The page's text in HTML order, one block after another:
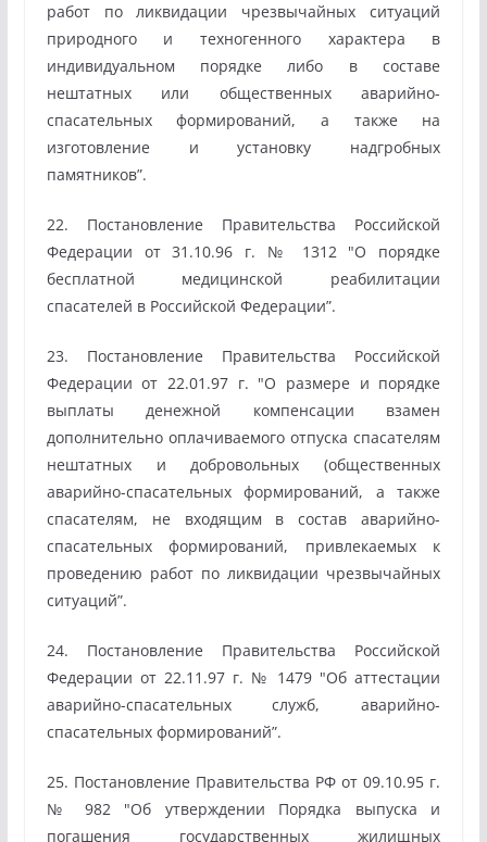
работ по ликвидации чрезвычайных ситуаций
природного и техногенного характера в
индивидуальном порядке либо в составе
нештатных или общественных аварийно-
спасательных формирований, а также на
изготовление и установку надгробных
памятников”.
22. Постановление Правительства Российской
Федерации от 31.10.96 г. № 1312 "О порядке
бесплатной медицинской реабилитации
спасателей в Российской Федерации”.
23. Постановление Правительства Российской
Федерации от 22.01.97 г. "О размере и порядке
выплаты денежной компенсации взамен
дополнительно оплачиваемого отпуска спасателям
нештатных и добровольных (общественных
аварийно-спасательных формирований, а также
спасателям, не входящим в состав аварийно-
спасательных формирований, привлекаемых к
проведению работ по ликвидации чрезвычайных
ситуаций”.
24. Постановление Правительства Российской
Федерации от 22.11.97 г. № 1479 "Об аттестации
аварийно-спасательных служб, аварийно-
спасательных формирований”.
25. Постановление Правительства РФ от 09.10.95 г.
№ 982 "Об утверждении Порядка выпуска и
погашения государственных жилищных